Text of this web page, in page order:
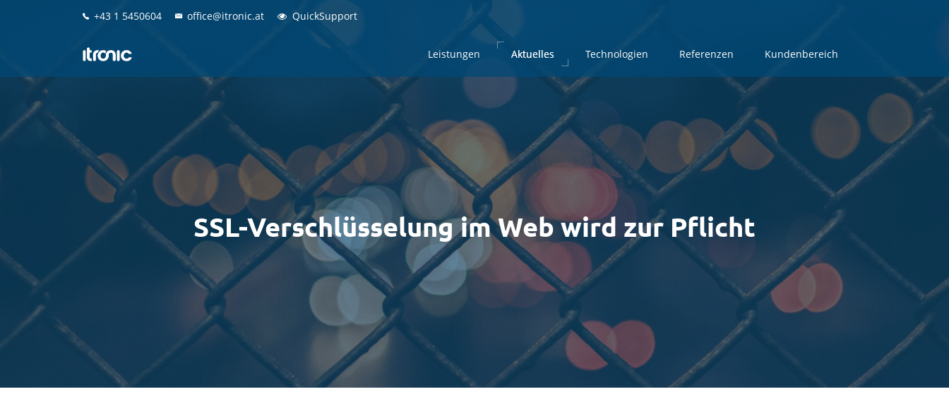
+43 1 5450604
+43 1 5450604 office@itronic.at
office@itronic.at QuickSupport
QuickSupport
Leistungen
Leistungen Aktuelles
Aktuelles Technologien
Technologien Referenzen
Referenzen Kundenbereich
Kundenbereich
SSL-Verschlüsselung im Web wird zur Pflicht